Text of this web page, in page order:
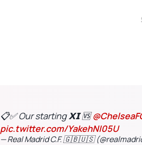
📋✅ Our starting 𝗫𝗜 🆚
pic.twitter.com/YakehNI05U
— Real Madrid C.F. 🇬🇧🇺🇸